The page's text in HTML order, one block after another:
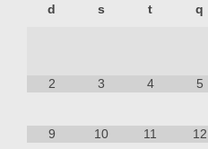
d s t q
2 3 4 5
9 10 11 12